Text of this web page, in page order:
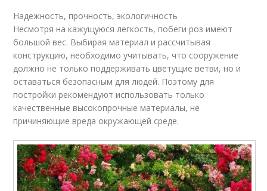
Надежность, прочность, экологичность
Несмотря на кажущуюся легкость, побеги роз имеют
большой вес. Выбирая материал и рассчитывая
конструкцию, необходимо учитывать, что сооружение
должно не только поддерживать цветущие ветви, но и
оставаться безопасным для людей. Поэтому для
постройки рекомендуют использовать только
качественные высокопрочные материалы, не
причиняющие вреда окружающей среде.